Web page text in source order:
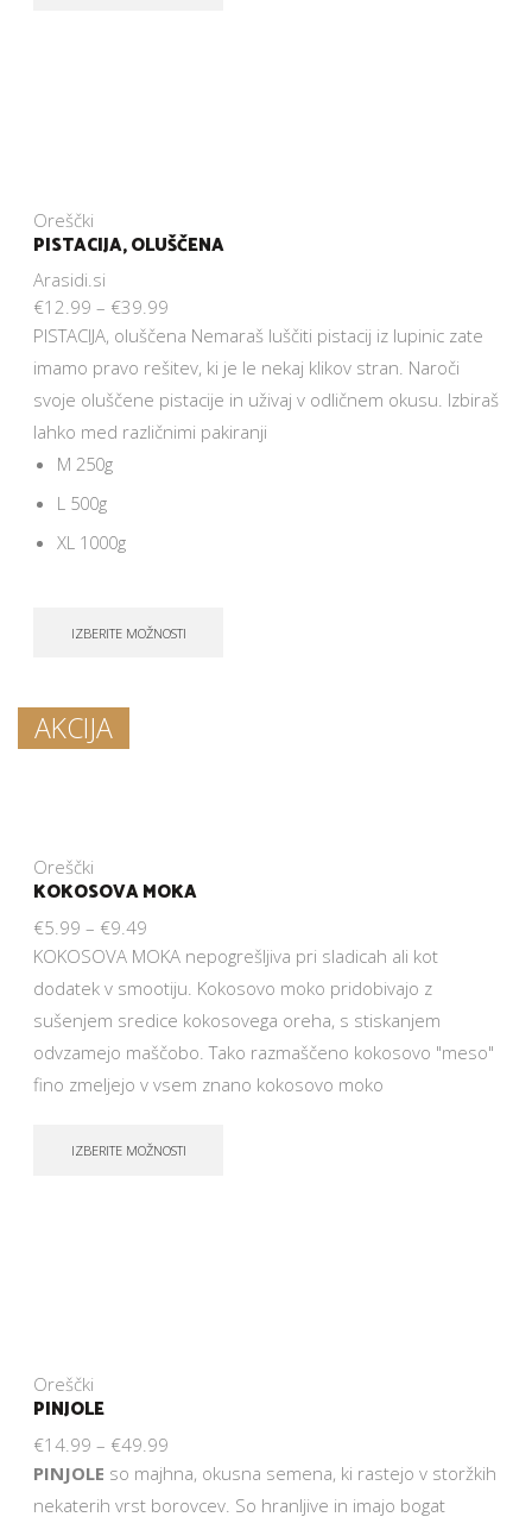
Oreščki
PISTACIJA, OLUŠČENA
Arasidi.si
€12.99 – €39.99
PISTACIJA, oluščena Nemaraš luščiti pistacij iz lupinic zate
imamo pravo rešitev, ki je le nekaj klikov stran. Naroči
svoje oluščene pistacije in uživaj v odličnem okusu. Izbiraš
lahko med različnimi pakiranji
M 250g
L 500g
XL 1000g
IZBERITE MOŽNOSTI
AKCIJA
Oreščki
KOKOSOVA MOKA
€5.99 – €9.49
KOKOSOVA MOKA nepogrešljiva pri sladicah ali kot
dodatek v smootiju. Kokosovo moko pridobivajo z
sušenjem sredice kokosovega oreha, s stiskanjem
odvzamejo maščobo. Tako razmaščeno kokosovo "meso"
fino zmeljejo v vsem znano kokosovo moko
IZBERITE MOŽNOSTI
Oreščki
PINJOLE
€14.99 – €49.99
PINJOLE so majhna, okusna semena, ki rastejo v storžkih
nekaterih vrst borovcev. So hranljive in imajo bogat